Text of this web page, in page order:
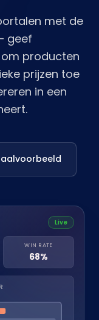
met de
geef
producten
prijzen toe
in een
Live
WIN RATE
68%